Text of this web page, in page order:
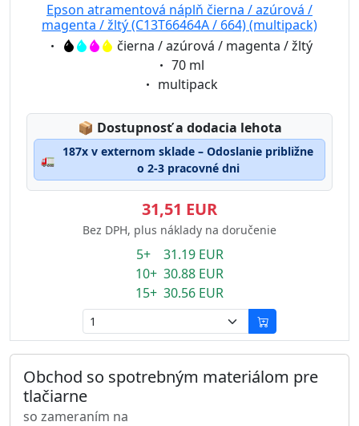
Epson atramentová náplň čierna / azúrová /
magenta / žltý (C13T66464A / 664) (multipack)
Eigenschaft:čierna / azúrová / magenta / žltý
Eigenschaft:
70 ml
Eigenschaft:
multipack
📦 Lagerstatus:
Dostupnosť a dodacia lehota
🚛
187x v externom sklade – Odoslanie približne
o 2-3 pracovné dni
31,51 EUR
Bez DPH, plus náklady na doručenie
5+ 31.19 EUR
10+ 30.88 EUR
15+ 30.56 EUR
Obchod so spotrebným materiálom pre
tlačiarne
so zameraním na